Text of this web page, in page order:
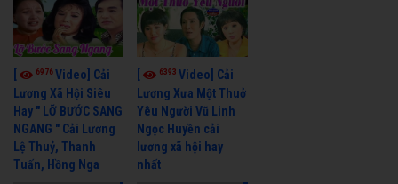
6976Video] Cải
Lương Xã Hội Siêu
Hay " LỠ BƯỚC SANG
NGANG " Cải Lương
Lệ Thuỷ, Thanh
Tuấn, Hồng Nga
6393Video] Cải
Lương Xưa Một Thuở
Yêu Người Vũ Linh
Ngọc Huyền cải
lương xã hội hay
nhất